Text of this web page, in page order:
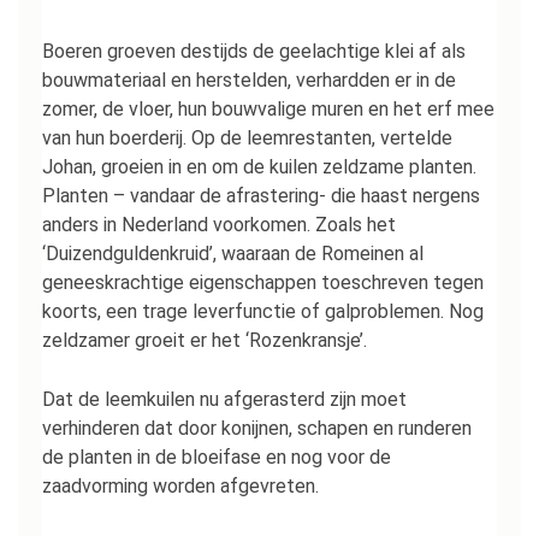
Boeren groeven destijds de geelachtige klei af als
bouwmateriaal en herstelden, verhardden er in de
zomer, de vloer, hun bouwvalige muren en het erf mee
van hun boerderij. Op de leemrestanten, vertelde
Johan, groeien in en om de kuilen zeldzame planten.
Planten – vandaar de afrastering- die haast nergens
anders in Nederland voorkomen. Zoals het
‘Duizendguldenkruid’, waaraan de Romeinen al
geneeskrachtige eigenschappen toeschreven tegen
koorts, een trage leverfunctie of galproblemen. Nog
zeldzamer groeit er het ‘Rozenkransje’.
Dat de leemkuilen nu afgerasterd zijn moet
verhinderen dat door konijnen, schapen en runderen
de planten in de bloeifase en nog voor de
zaadvorming worden afgevreten.